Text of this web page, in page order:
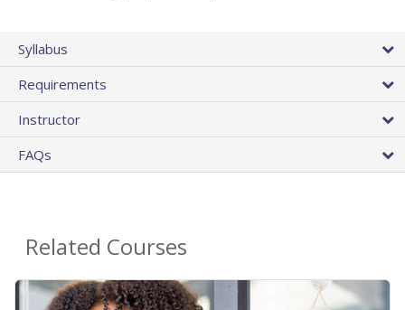
Syllabus
Requirements
Instructor
FAQs
Related Courses